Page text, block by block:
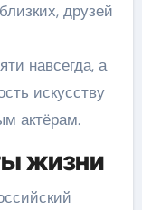
друзей
навсегда, а
искусству
актёрам.
жизни